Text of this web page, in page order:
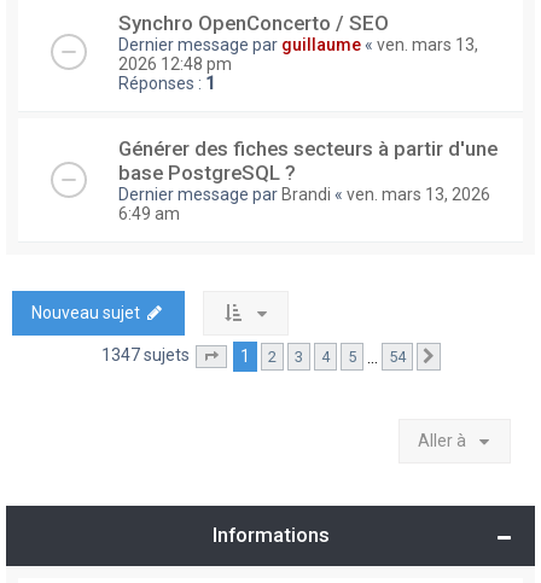
Synchro OpenConcerto / SEO
Dernier message par guillaume « ven. mars 13,
2026 12:48 pm
Réponses : 1
Générer des fiches secteurs à partir d'une
base PostgreSQL ?
Dernier message par Brandi « ven. mars 13, 2026
6:49 am
Nouveau sujet
1347 sujets Page sur54
1 2 3 4 5 54
Aller à
Informations